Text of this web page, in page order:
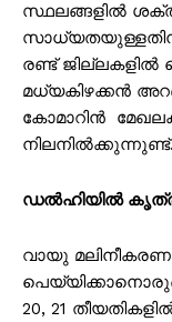
സ്ഥലങ്ങളിൽ
രണ്ട് ജില്ലകളിൽ
മധ്യകിഴക്കൻ
കോമാറിൻ
ഡൽഹിയിൽ
വായു
20, 21